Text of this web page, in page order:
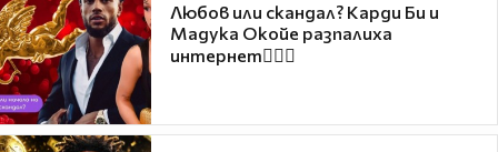
Любов или скандал? Карди Би и
Мадука Окойе разпалиха
интернет❤️‍🔥🔥